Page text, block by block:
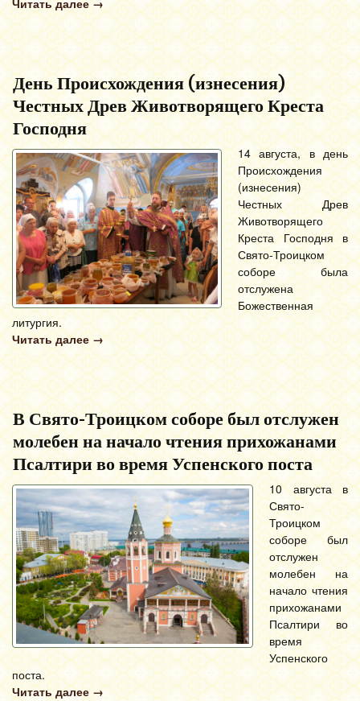
Читать далее →
День Происхождения (изнесения)
Честных Древ Животворящего Креста
Господня
14 августа, в день
Происхождения
(изнесения)
Честных Древ
Животворящего
Креста Господня в
Свято-Троицком
соборе была
отслужена
Божественная
литургия.
Читать далее →
В Свято-Троицком соборе был отслужен
молебен на начало чтения прихожанами
Псалтири во время Успенского поста
10 августа в
Свято-
Троицком
соборе был
отслужен
молебен на
начало чтения
прихожанами
Псалтири во
время
Успенского
поста.
Читать далее →